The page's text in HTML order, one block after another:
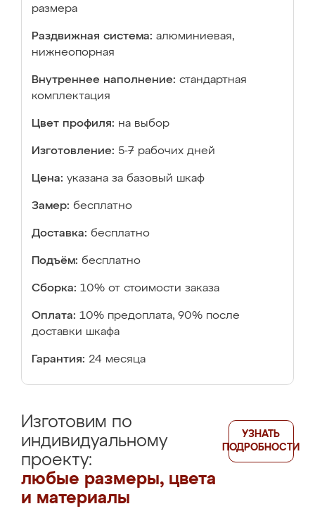
размера
Раздвижная система: алюминиевая,
нижнеопорная
Внутреннее наполнение: стандартная
комплектация
Цвет профиля: на выбор
Изготовление: 5-7 рабочих дней
Цена: указана за базовый шкаф
Замер: бесплатно
Доставка: бесплатно
Подъём: бесплатно
Сборка: 10% от стоимости заказа
Оплата: 10% предоплата, 90% после
доставки шкафа
Гарантия: 24 месяца
Изготовим по
индивидуальному
проекту:
любые размеры, цвета
и материалы
УЗНАТЬ
ПОДРОБНОСТИ